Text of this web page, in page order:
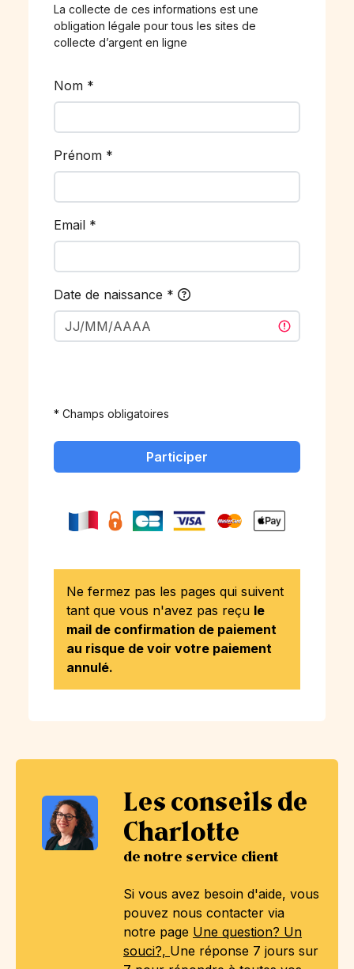
Les conseils de
Charlotte
de notre service client
Si vous avez besoin d'aide, vous
pouvez nous contacter via
notre page Une question? Un
souci?, Une réponse 7 jours sur
La collecte de ces informations est une
obligation légale pour tous les sites de
collecte d’argent en ligne
Nom *
Prénom *
Email *
Date de naissance *
* Champs obligatoires
Participer
Ne fermez pas les pages qui suivent
tant que vous n'avez pas reçu le
mail de confirmation de paiement
au risque de voir votre paiement
annulé.